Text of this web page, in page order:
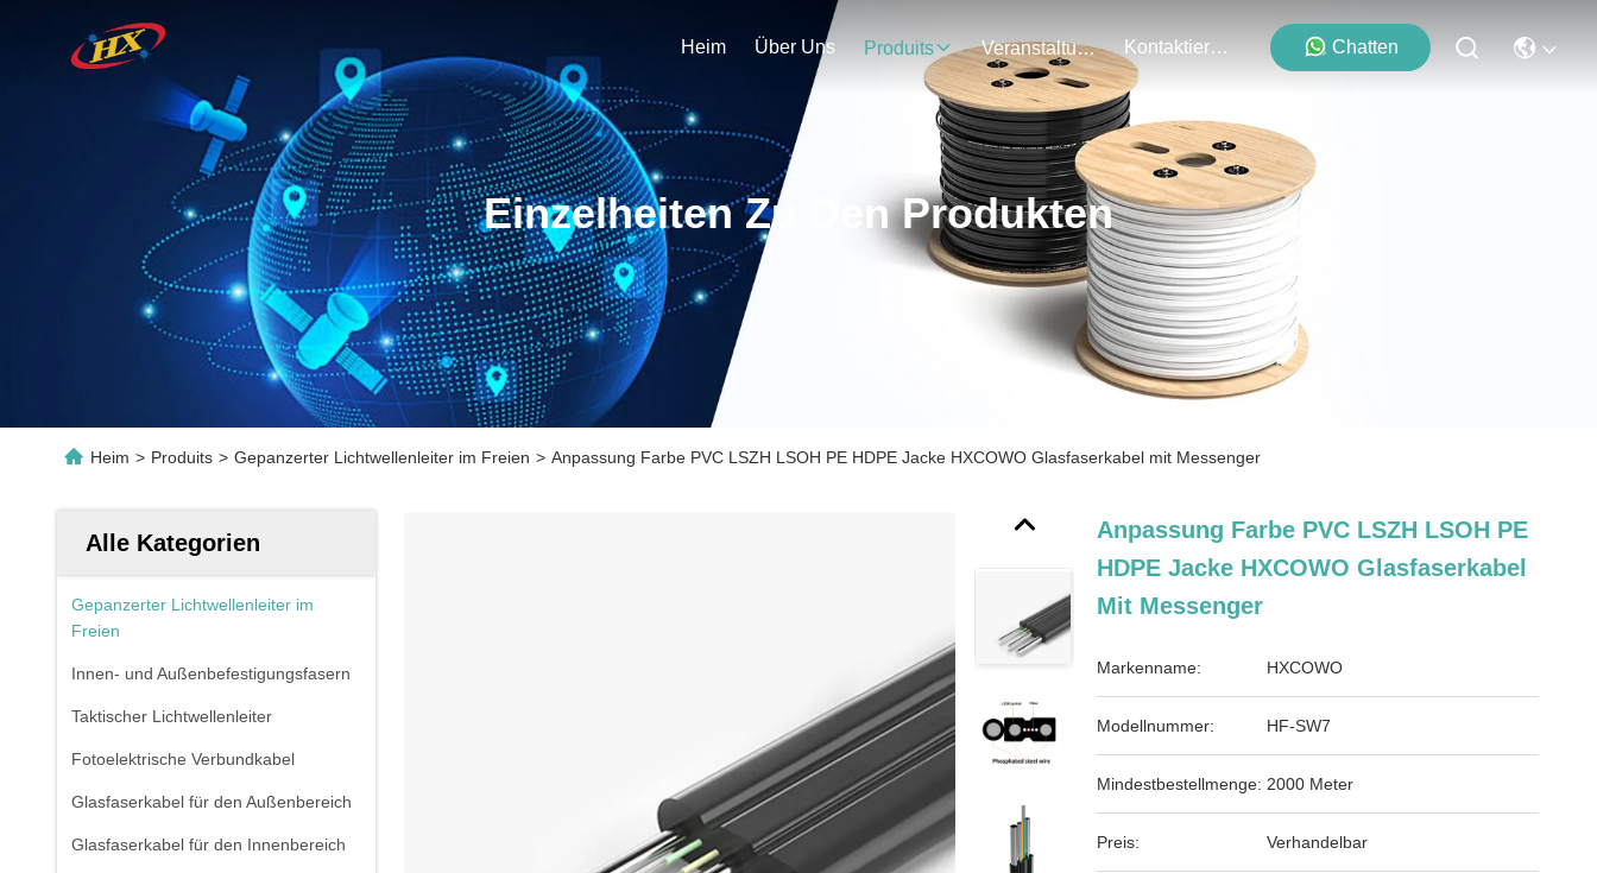
Heim Über Uns Produits Veranstaltungen Kontaktieren Sie Uns Chatten
Einzelheiten Zu Den Produkten
Heim > Produits > Gepanzerter Lichtwellenleiter im Freien > Anpassung Farbe PVC LSZH LSOH PE HDPE Jacke HXCOWO Glasfaserkabel mit Messenger
Alle Kategorien
Gepanzerter Lichtwellenleiter im
Freien
Innen- und Außenbefestigungsfasern
Taktischer Lichtwellenleiter
Fotoelektrische Verbundkabel
Glasfaserkabel für den Außenbereich
Glasfaserkabel für den Innenbereich
Anpassung Farbe PVC LSZH LSOH PE
HDPE Jacke HXCOWO Glasfaserkabel
Mit Messenger
Markenname: HXCOWO
Modellnummer: HF-SW7
Mindestbestellmenge: 2000 Meter
Preis: Verhandelbar